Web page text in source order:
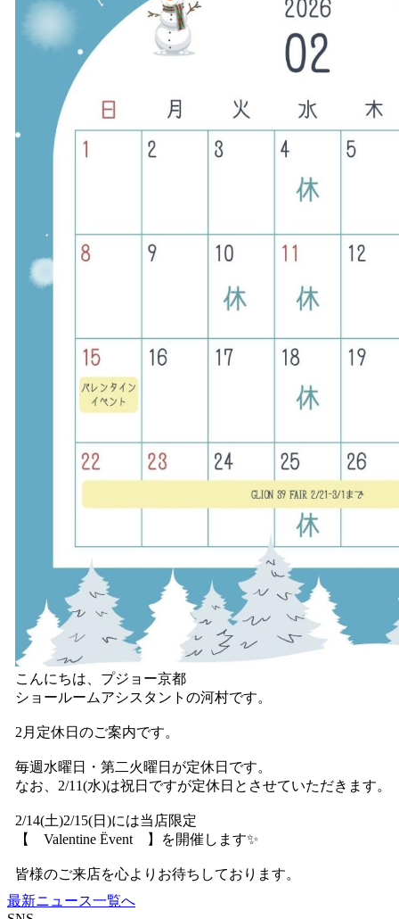
こんにちは、プジョー京都
ショールームアシスタントの河村です。
2月定休日のご案内です。
毎週水曜日・第二火曜日が定休日です。
なお、2/11(水)は祝日ですが定休日とさせていただきます。
2/14(土)2/15(日)には当店限定
【 Valentine Ëvent 】を開催します✨
皆様のご来店を心よりお待ちしております。
最新ニュース一覧へ